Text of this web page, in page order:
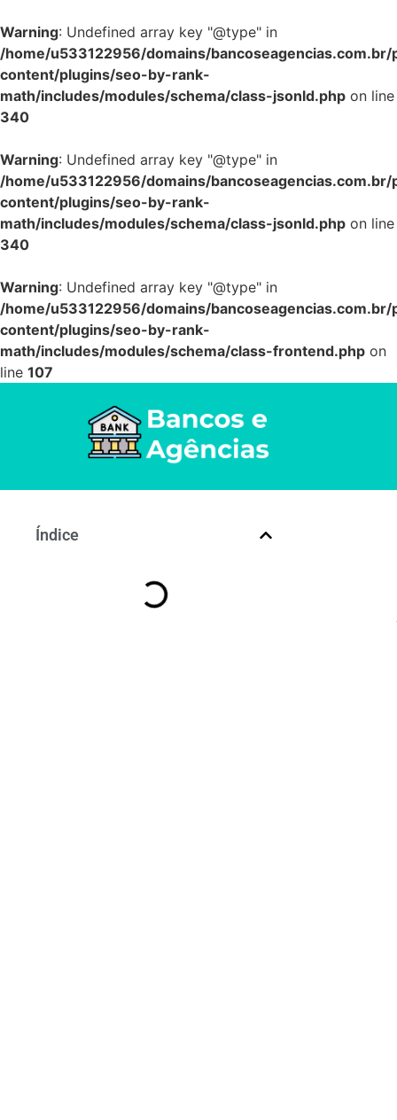
Warning: Undefined array key "@type" in
/home/u533122956/domains/
content/plugins/seo-by-rank-
math/includes/modules/schema/class-jsonld.php on line
340
Warning: Undefined array key "@type" in
/home/u533122956/domains/
content/plugins/seo-by-rank-
math/includes/modules/schema/class-jsonld.php on line
340
Warning: Undefined array key "@type" in
/home/u533122956/domains/
content/plugins/seo-by-rank-
math/includes/modules/schema/class-frontend.php on
line 107
Índice